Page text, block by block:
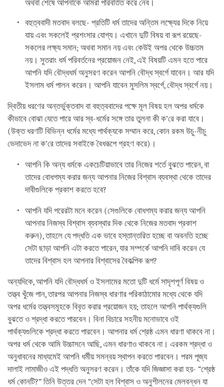
অথবা শেষে আপনাকে আমরা পরিবর্তিত করে নেব।
বহুত্ববাদী মতবাদ বলছে- প্রতিটি ধর্ম তাদের অন্তিম লক্ষ্যের দিকে নিয়ে
যায় এবং সকলেই প্রশংসার যোগ্য। এখানে দুটি বিষয় বা রূপ রয়েছে-
সকলের লক্ষ্য সমান; অথবা সমান নয় এবং কেউই অপর থেকে উচ্চতম
নয়। সুতরাং ধর্ম পরিবর্তনের প্রয়োজন নেই, এই বিষয়টি এমন হতে পারে
আপনি যদি বৌদ্ধধর্ম অনুসরণ করেন আপনি বৌদ্ধ স্বর্গে যাবেন। আর যদি
ইসলাম ধর্ম পালন করেন। আপনি যাবেন মুসলিম স্বর্গে, বৌদ্ধ স্বর্গে নয়।
দ্বিতীয় ধরণের অন্তর্ভুক্তবাদ বা বহুত্ববাদের পক্ষে মূল বিষয় হল অপর ধর্মকে
কীভাবে বোঝা যেতে পারে আর স্ব-ধর্মের সঙ্গে তার তুলনা কী ক’রে করা যাবে।
(উক্ত ধরণটি বিভিন্ন ধর্মের মধ্যে পার্থক্যকে সম্মান করে, কোন রকম উচু-নীচু
ভেদাভেদ না ক’রে তাদের সবাইকে বৈধরূপে গ্রহণ করে)।
আপনি কি অন্য ধর্মকে একচেটিয়াভাবে তার নিজের শর্তে বুঝতে পারেন, বা
তাদের বোধগম্য করার জন্য আপনার নিজের বিশ্বাস ব্যবস্থা থেকে তাদের
দাবীগুলিকে প্রকাশ করতে হবে?
আপনি যদি পরেরটা মনে করেন (সেগুলিকে বোধগম্য করার জন্য আপনি
আপনার নিজস্ব বিশ্বাস ব্যবস্থার দিক থেকে নিজের মতবাদ প্রকাশ
করুন), তাহলে যে পদ্ধতি এক ভাবে হস্তান্তরিত হচ্ছে বা অবনতি হচ্ছে
সেটা ছাড়া আপনি এটা করতে পারেন, যার সম্পর্কে আপনি দাবি করেন যে
তাদের বিশ্বাস হল আপনার বিশ্বাসের বৈকল্পিক রূপ?
অন্যদিকে, আপনি যদি বৌদ্ধধর্ম ও ইসলামের মতো দুটি ধর্মে সাদৃশপূর্ণ বিষয় ও
তত্ত্ব খুঁজে পান, তারপর আপনার নিজস্ব ধারণার পরিকাঠামোর মধ্যে থেকে যদি
অপর ধর্মের তত্ত্বসমূহকে বিবৃত করার প্রয়োজন হয়; তাহলে আপনি পার্থক্যগুলি
বুঝতে ও শ্রদ্ধা করতে পারবেন। বিনা বিচারে সহনীয় মনোভাবে ওই
পার্থক্যগুলিকে শ্রদ্ধা করতে পারবেন। আপনার ধর্ম শ্রেষ্ঠ এমন ধারণা থাকবে না।
অপর ধর্ম থেকে আমি উচ্চাসনে আছি, এমন ধারণাও থাকবে না। এরকম শ্রদ্ধা ও
অনুধাবনের মাধ্যমেই আপনি ধর্মীয় সমন্বয় স্থাপন করতে পারবেন। পরম পূজ্য
দালাই লামাজীও এই পদ্ধতি অনুসরণ করেন। তাঁকে যদি জিজ্ঞাসা করা হয়- “শ্রেষ্ঠ
ধর্ম কোনটি?” তিনি উত্তর দেন “সেটা হল বিশ্বাস ও অনুশীলনের মেলবন্ধন যা